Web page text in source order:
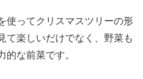
使ってクリスマスツリーの形
て楽しいだけでなく、野菜も
的な前菜です。